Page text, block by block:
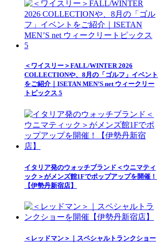
＜ワイスリー＞FALL/WINTER 2026
COLLECTIONや、8月の「ゴルフ」イベント
をご紹介｜ISETAN MEN’S net ウィークリー
トピックス 5
イタリア発のウォッチブランド＜ウニマティ
ック＞がメンズ館1Fでポップアップを開催！
【伊勢丹新宿店】
＜レッドマン＞｜スペシャルトランクショー